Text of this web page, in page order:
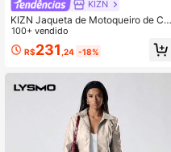
KIZN
KIZN Jaqueta de Motoqueiro de Ca
murça Oliva com Cinto e Zíper Assi
métrico para Roupa de Outono e Inv
erno
100+ vendido
R$231 ,24 -18%